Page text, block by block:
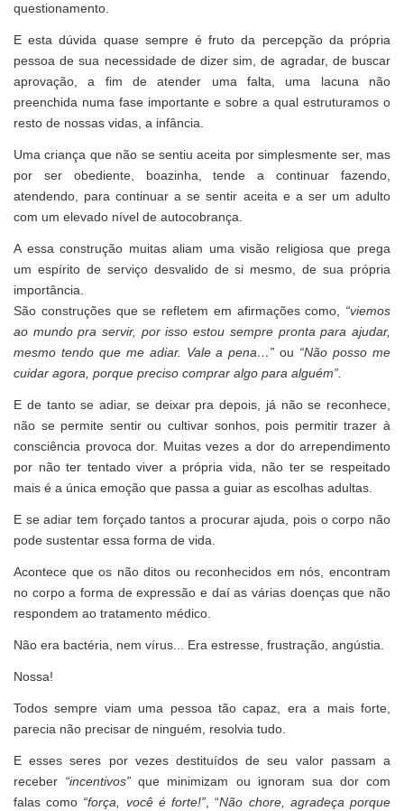
questionamento.
E esta dúvida quase sempre é fruto da percepção da própria
pessoa de sua necessidade de dizer sim, de agradar, de buscar
aprovação, a fim de atender uma falta, uma lacuna não
preenchida numa fase importante e sobre a qual estruturamos o
resto de nossas vidas, a infância.
Uma criança que não se sentiu aceita por simplesmente ser, mas
por ser obediente, boazinha, tende a continuar fazendo,
atendendo, para continuar a se sentir aceita e a ser um adulto
com um elevado nível de autocobrança.
A essa construção muitas aliam uma visão religiosa que prega
um espírito de serviço desvalido de si mesmo, de sua própria
importância.
São construções que se refletem em afirmações como, “viemos
ao mundo pra servir, por isso estou sempre pronta para ajudar,
mesmo tendo que me adiar. Vale a pena…” ou “Não posso me
cuidar agora, porque preciso comprar algo para alguém”.
E de tanto se adiar, se deixar pra depois, já não se reconhece,
não se permite sentir ou cultivar sonhos, pois permitir trazer à
consciência provoca dor. Muitas vezes a dor do arrependimento
por não ter tentado viver a própria vida, não ter se respeitado
mais é a única emoção que passa a guiar as escolhas adultas.
E se adiar tem forçado tantos a procurar ajuda, pois o corpo não
pode sustentar essa forma de vida.
Acontece que os não ditos ou reconhecidos em nós, encontram
no corpo a forma de expressão e daí as várias doenças que não
respondem ao tratamento médico.
Não era bactéria, nem vírus... Era estresse, frustração, angústia.
Nossa!
Todos sempre viam uma pessoa tão capaz, era a mais forte,
parecia não precisar de ninguém, resolvia tudo.
E esses seres por vezes destituídos de seu valor passam a
receber “incentivos” que minimizam ou ignoram sua dor com
falas como “força, você é forte!”, “Não chore, agradeça porque